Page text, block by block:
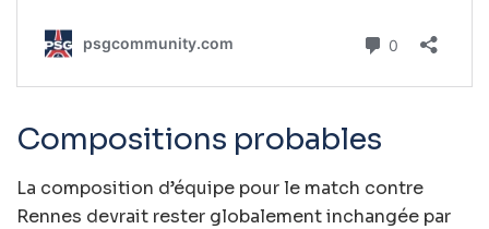
Compositions probables
La composition d’équipe pour le match contre
Rennes devrait rester globalement inchangée par